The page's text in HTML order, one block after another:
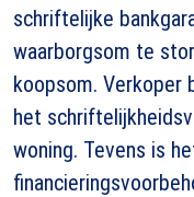
schriftelijke
waarborgsom te
koopsom. Verkoper
het
woning. Tevens is